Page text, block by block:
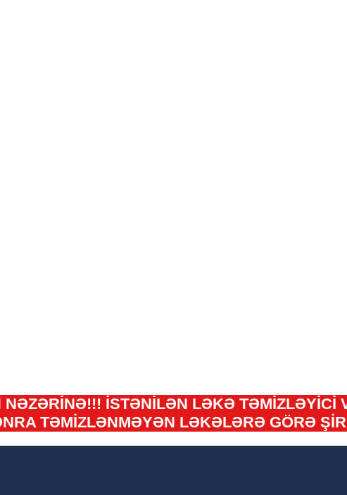
NƏZƏRİNƏ!!! İSTƏNİLƏN LƏKƏ TƏMİZLƏYİCİ
TƏMİZLƏNMƏYƏN LƏKƏLƏRƏ GÖRƏ